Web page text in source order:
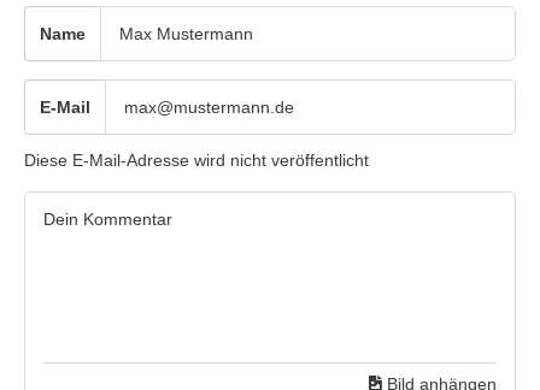
Name
E-Mail
Diese E-Mail-Adresse wird nicht veröffentlicht
Bild anhängen